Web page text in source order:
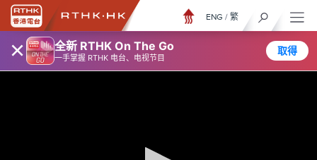
× 全新 RTHK On The Go
一手掌握 RTHK 电台、电视节目
取得
ENG / 繁